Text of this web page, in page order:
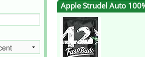
Apple Strudel Auto